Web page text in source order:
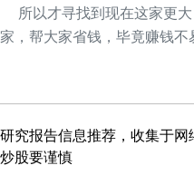
所以才寻找到现在这家更
家，帮大家省钱，毕竟赚钱不
研究报告信息推荐，收集于网
炒股要谨慎